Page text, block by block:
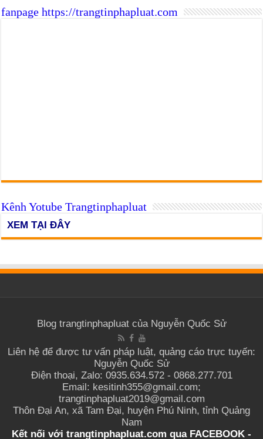
fanpage https://trangtinphapluat.com
Kênh Yotube Trangtinphapluat
XEM TẠI ĐÂY
Blog trangtinphapluat của Nguyễn Quốc Sử
Liên hệ để được tư vấn pháp luật, quảng cáo trực tuyến:
Nguyễn Quốc Sử
Điện thoại, Zalo: 0935.634.572 - 0868.277.701
Email: kesitinh355@gmail.com;
trangtinphapluat2019@gmail.com
Thôn Đại An, xã Tam Đại, huyện Phú Ninh, tỉnh Quảng
Nam
Kết nối với trangtinphapluat.com quaFACEBOOK -